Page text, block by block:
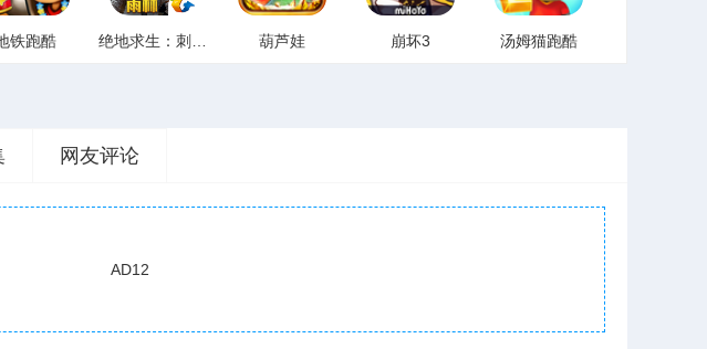
铁跑酷 葫芦娃 崩坏3 汤姆猫跑酷
网友评论
AD12